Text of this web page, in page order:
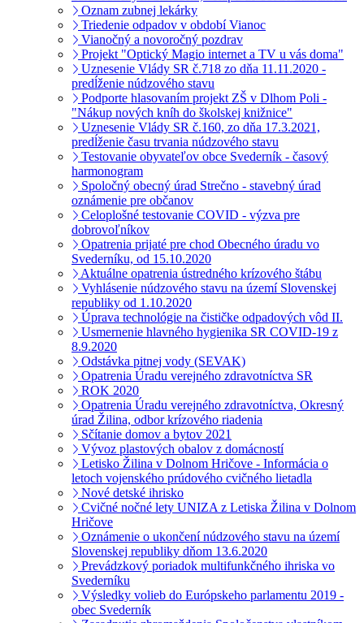
Oznam zubnej lekárky
Triedenie odpadov v období Vianoc
Vianočný a novoročný pozdrav
Projekt "Optický Magio internet a TV u vás doma"
Uznesenie Vlády SR č.718 zo dňa 11.11.2020 -
predĺženie núdzového stavu
Podporte hlasovaním projekt ZŠ v Dlhom Poli -
"Nákup nových kníh do školskej knižnice"
Uznesenie Vlády SR č.160, zo dňa 17.3.2021,
predĺženie času trvania núdzového stavu
Testovanie obyvateľov obce Svederník - časový
harmonogram
Spoločný obecný úrad Strečno - stavebný úrad
oznámenie pre občanov
Celoplošné testovanie COVID - výzva pre
dobrovoľníkov
Opatrenia prijaté pre chod Obecného úradu vo
Svederníku, od 15.10.2020
Aktuálne opatrenia ústredného krízového štábu
Vyhlásenie núdzového stavu na území Slovenskej
republiky od 1.10.2020
Úprava technológie na čističke odpadových vôd II.
Usmernenie hlavného hygienika SR COVID-19 z
8.9.2020
Odstávka pitnej vody (SEVAK)
Opatrenia Úradu verejného zdravotníctva SR
ROK 2020
Opatrenia Úradu verejného zdravotníctva, Okresný
úrad Žilina, odbor krízového riadenia
Sčítanie domov a bytov 2021
Vývoz plastových obalov z domácností
Letisko Žilina v Dolnom Hričove - Informácia o
letoch vojenského prúdového cvičného lietadla
Nové detské ihrisko
Cvičné nočné lety UNIZA z Letiska Žilina v Dolnom
Hričove
Oznámenie o ukončení núdzového stavu na území
Slovenskej republiky dňom 13.6.2020
Prevádzkový poriadok multifunkčného ihriska vo
Svederníku
Výsledky volieb do Európskeho parlamentu 2019 -
obec Svederník